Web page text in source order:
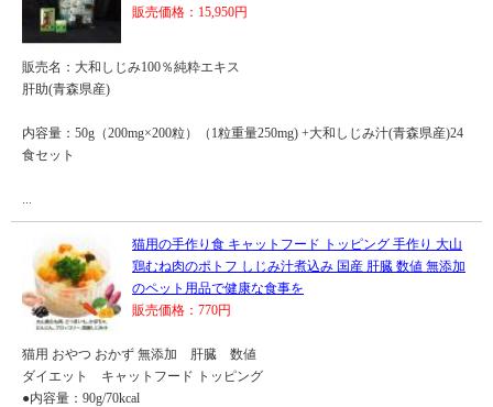
販売価格：15,950円
販売名：大和しじみ100％純粋エキス
肝助(青森県産)
内容量：50g（200mg×200粒）（1粒重量250mg) +大和しじみ汁(青森県産)24
食セット
...
猫用の手作り食 キャットフード トッピング 手作り 大山
鶏むね肉のポトフ しじみ汁煮込み 国産 肝臓 数値 無添加
のペット用品で健康な食事を
販売価格：770円
猫用 おやつ おかず 無添加 肝臓 数値
ダイエット キャットフード トッピング
●内容量：90g/70kcal